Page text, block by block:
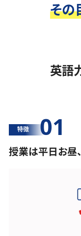
その
英語
特徴 01
授業は平日お昼